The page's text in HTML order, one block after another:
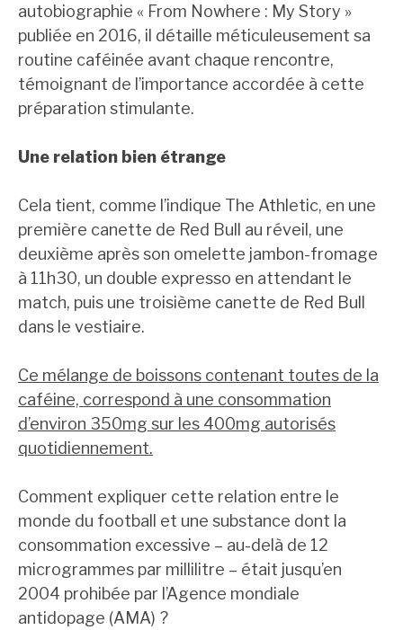
autobiographie « From Nowhere : My Story »
publiée en 2016, il détaille méticuleusement sa
routine caféinée avant chaque rencontre,
témoignant de l’importance accordée à cette
préparation stimulante.
Une relation bien étrange
Cela tient, comme l’indique The Athletic, en une
première canette de Red Bull au réveil, une
deuxième après son omelette jambon-fromage
à 11h30, un double expresso en attendant le
match, puis une troisième canette de Red Bull
dans le vestiaire.
Ce mélange de boissons contenant toutes de la
caféine, correspond à une consommation
d’environ 350mg sur les 400mg autorisés
quotidiennement.
Comment expliquer cette relation entre le
monde du football et une substance dont la
consommation excessive – au-delà de 12
microgrammes par millilitre – était jusqu’en
2004 prohibée par l’Agence mondiale
antidopage (AMA) ?